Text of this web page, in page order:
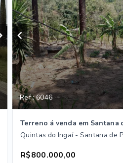
Ref.: 6046
Terreno á venda em Santana
Quintas do Ingaí - Santana de
R$800.000,00